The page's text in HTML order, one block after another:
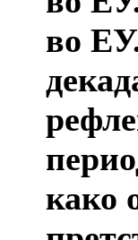
во
како